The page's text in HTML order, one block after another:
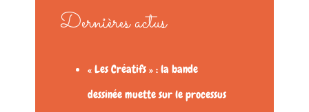
Dernières actus
« Les Créatifs » : la bande
dessinée muette sur le processus